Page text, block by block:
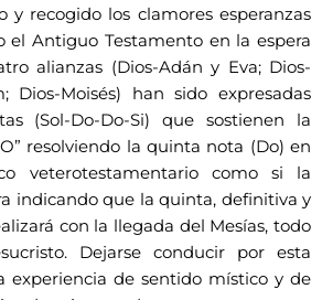
y recogido los clamores esperanzas
el Antiguo Testamento en la espera
alianzas (Dios-Adán y Eva; Dios-
Dios-Moisés) han sido expresadas
(Sol-Do-Do-Si) que sostienen la
resolviendo la quinta nota (Do) en
veterotestamentario como si la
indicando que la quinta, definitiva y
con la llegada del Mesías, todo
Dejarse conducir por esta
experiencia de sentido místico y de